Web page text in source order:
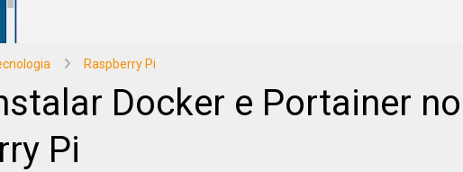
Raspberry Pi
Docker e Portainer no
Pi